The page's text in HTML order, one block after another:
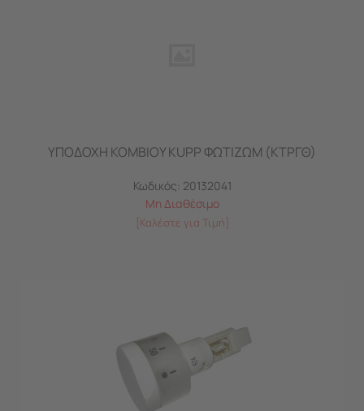
ΥΠΟΔΟΧΗ ΚΟΜΒΙΟΥ KUPP ΦΩΤΙΖΩΜ (ΚΤΡΓΘ)
Κωδικός: 20132041
Μη Διαθέσιμο
[Καλέστε για Τιμή]